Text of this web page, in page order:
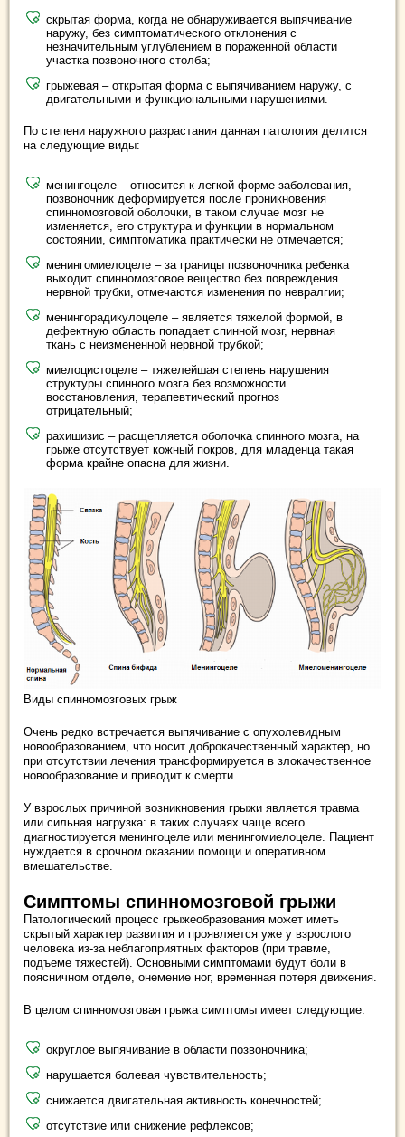
скрытая форма, когда не обнаруживается выпячивание
наружу, без симптоматического отклонения с
незначительным углублением в пораженной области
участка позвоночного столба;
грыжевая – открытая форма с выпячиванием наружу, с
двигательными и функциональными нарушениями.
По степени наружного разрастания данная патология делится
на следующие виды:
менингоцеле – относится к легкой форме заболевания,
позвоночник деформируется после проникновения
спинномозговой оболочки, в таком случае мозг не
изменяется, его структура и функции в нормальном
состоянии, симптоматика практически не отмечается;
менингомиелоцеле – за границы позвоночника ребенка
выходит спинномозговое вещество без повреждения
нервной трубки, отмечаются изменения по невралгии;
менингорадикулоцеле – является тяжелой формой, в
дефектную область попадает спинной мозг, нервная
ткань с неизмененной нервной трубкой;
миелоцистоцеле – тяжелейшая степень нарушения
структуры спинного мозга без возможности
восстановления, терапевтический прогноз
отрицательный;
рахишизис – расщепляется оболочка спинного мозга, на
грыже отсутствует кожный покров, для младенца такая
форма крайне опасна для жизни.
Виды спинномозговых грыж
Очень редко встречается выпячивание с опухолевидным
новообразованием, что носит доброкачественный характер, но
при отсутствии лечения трансформируется в злокачественное
новообразование и приводит к смерти.
У взрослых причиной возникновения грыжи является травма
или сильная нагрузка: в таких случаях чаще всего
диагностируется менингоцеле или менингомиелоцеле. Пациент
нуждается в срочном оказании помощи и оперативном
вмешательстве.
Симптомы спинномозговой грыжи
Патологический процесс грыжеобразования может иметь
скрытый характер развития и проявляется уже у взрослого
человека из-за неблагоприятных факторов (при травме,
подъеме тяжестей). Основными симптомами будут боли в
поясничном отделе, онемение ног, временная потеря движения.
В целом спинномозговая грыжа симптомы имеет следующие:
округлое выпячивание в области позвоночника;
нарушается болевая чувствительность;
снижается двигательная активность конечностей;
отсутствие или снижение рефлексов;